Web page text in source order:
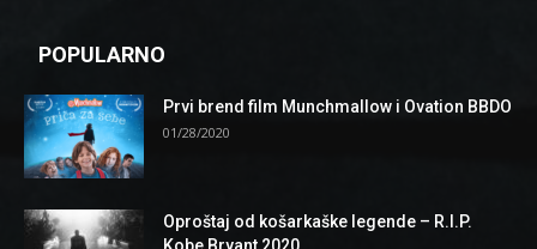
POPULARNO
Prvi brend film Munchmallow i Ovation BBDO
01/28/2020
Oproštaj od košarkaške legende – R.I.P.